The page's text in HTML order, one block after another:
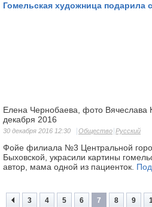
Гомельская художница подарила
Елена Чернобаева, фото Вячеслава
декабря 2016
30 декабря 2016 12:30 Общество Русский
Фойе филиала №3 Цен­тральной
Быховской, украси­ли картины
автор, мама одной из пациенток.
3 4 5 6 7 8 9